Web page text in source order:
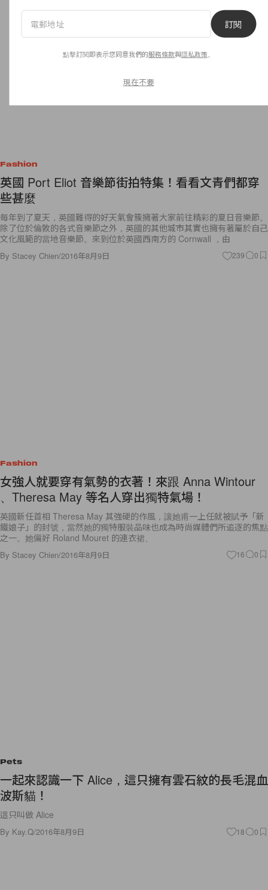
Fashion
英國 Port Eliot 音樂節街拍特集！看看文青們都穿
些甚麼
每年到了夏天，英國難得的好天氣會簇擁著大家前往精彩的夏日音樂節。
除了位於倫敦的各式音樂節之外，英國的其他城市其實也擁有著屬於自己
文化風範的當地音樂節。來到位於英國西南方的 Cornwall ，由
By Stacey Chien/2016年8月9日 239 0
Fashion
女強人就要穿有氣勢的衣著！來跟 Anna Wintour
、Theresa May 等名人穿出獨特氣場！
英國新任首相 Theresa May 其強硬的作風，讓她甫一上任就被賦予「新
鐵娘子」的封號，當然她的獨特服裝品味也成為時尚媒體們所追逐的焦點
之一。她偏好 Roland Mouret 的連衣裙、
By Stacey Chien/2016年8月9日 16 0
Pets
一起來認識一下 Alice，這只擁有雲石紋的長毛混血
波斯貓！
這只叫做 Alice
By Kay.Q/2016年8月9日 18 0
訂閱
點擊訂閱即表示您同意我們的服務條款與隱私政策
現在不要